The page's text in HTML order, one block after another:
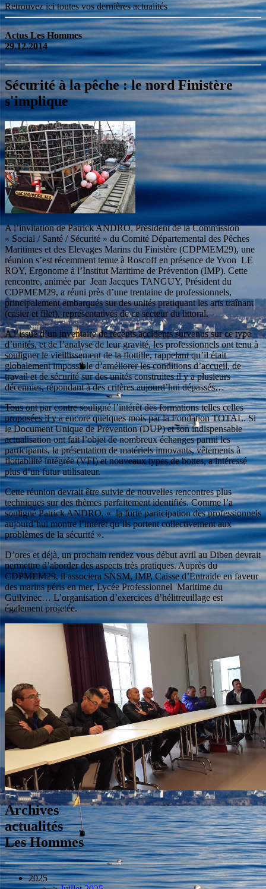
Retrouvez ici toutes vos dernières actualités
Actus Les Hommes
29.12.2014
Sécurité à la pêche : le nord Finistère
s'implique
A l’invitation de Patrick ANDRO, Président de la Commission
« Social / Santé / Sécurité » du Comité Départemental des Pêches
Maritimes et des Elevages Marins du Finistère (CDPMEM29), une
réunion s’est récemment tenue à Roscoff en présence de Yvon LE
ROY, Ergonome à l’Institut Maritime de Prévention (IMP). Cette
rencontre, animée par Jean Jacques TANGUY, Président du
CDPMEM29, a réuni près d’une trentaine de professionnels,
principalement embarqués sur des unités pratiquant les arts traînant
(casier et filet), représentatives de ce secteur du littoral.
A l’issue d’un inventaire de récents accidents survenus sur ce type
d’unités, et de l’analyse de leur gravité, les professionnels ont tenu à
souligner le vieillissement de la flottille, rappelant qu’il était
globalement impossible d’améliorer les conditions d’accueil, de
travail et de sécurité sur des unités construites il y a plusieurs
décennies, répondant à des critères aujourd’hui dépassés…
Tous ont par contre souligné l’intérêt des formations telles celles
proposées il y a encore quelques mois par la Fondation TOTAL. Si
le Document Unique de Prévention (DUP) et son indispensable
actualisation ont fait l’objet de nombreux échanges parmi les
participants, la présentation de matériels innovants, vêtements à
flottabilité intégrée (VFI) et nouveaux types de bottes, a intéressé
plus d’un futur utilisateur.
Cette réunion devrait être suivie de nouvelles rencontres plus
techniques sur des thèmes parfaitement identifiés. Comme l’a
souligné Patrick ANDRO, « la forte participation des professionnels
aujourd’hui montre l’intérêt qu’ils portent collectivement aux
problèmes de la sécurité ».
D’ores et déjà, un prochain rendez vous début avril au Diben devrait
permettre d’aborder des aspects très pratiques. Auprès du
CDPMEM29, il associera SNSM, IMP, Caisse d’Entraide en faveur
des marins péris en mer, Lycée Professionnel Maritime du
Guilvinec… L’organisation d’exercices d’hélitreuillage est
également projetée.
Archives
actualités
Les Hommes
2025